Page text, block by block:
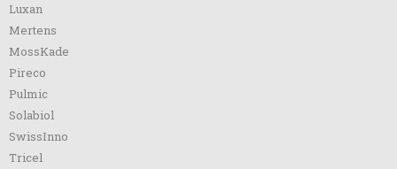
Luxan
Mertens
MossKade
Pireco
Pulmic
Solabiol
SwissInno
Tricel